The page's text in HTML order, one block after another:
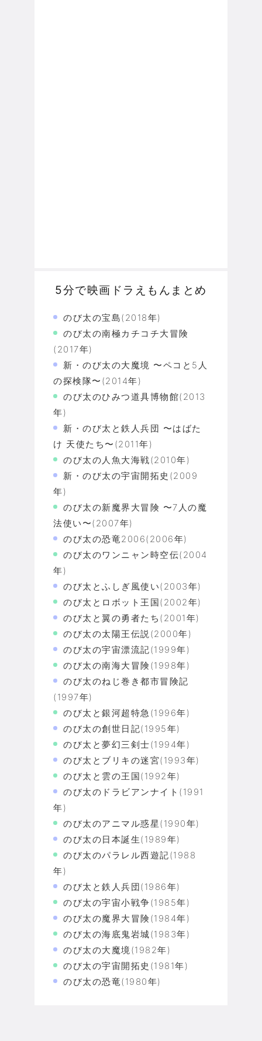
5分で映画ドラえもんまとめ
のび太の宝島(2018年)
のび太の南極カチコチ大冒険
(2017年)
新・のび太の大魔境 〜ペコと5人
の探検隊〜(2014年)
のび太のひみつ道具博物館(2013
年)
新・のび太と鉄人兵団 〜はばた
け 天使たち〜(2011年)
のび太の人魚大海戦(2010年)
新・のび太の宇宙開拓史(2009
年)
のび太の新魔界大冒険 〜7人の魔
法使い〜(2007年)
のび太の恐竜2006(2006年)
のび太のワンニャン時空伝(2004
年)
のび太とふしぎ風使い(2003年)
のび太とロボット王国(2002年)
のび太と翼の勇者たち(2001年)
のび太の太陽王伝説(2000年)
のび太の宇宙漂流記(1999年)
のび太の南海大冒険(1998年)
のび太のねじ巻き都市冒険記
(1997年)
のび太と銀河超特急(1996年)
のび太の創世日記(1995年)
のび太と夢幻三剣士(1994年)
のび太とブリキの迷宮(1993年)
のび太と雲の王国(1992年)
のび太のドラビアンナイト(1991
年)
のび太のアニマル惑星(1990年)
のび太の日本誕生(1989年)
のび太のパラレル西遊記(1988
年)
のび太と鉄人兵団(1986年)
のび太の宇宙小戦争(1985年)
のび太の魔界大冒険(1984年)
のび太の海底鬼岩城(1983年)
のび太の大魔境(1982年)
のび太の宇宙開拓史(1981年)
のび太の恐竜(1980年)